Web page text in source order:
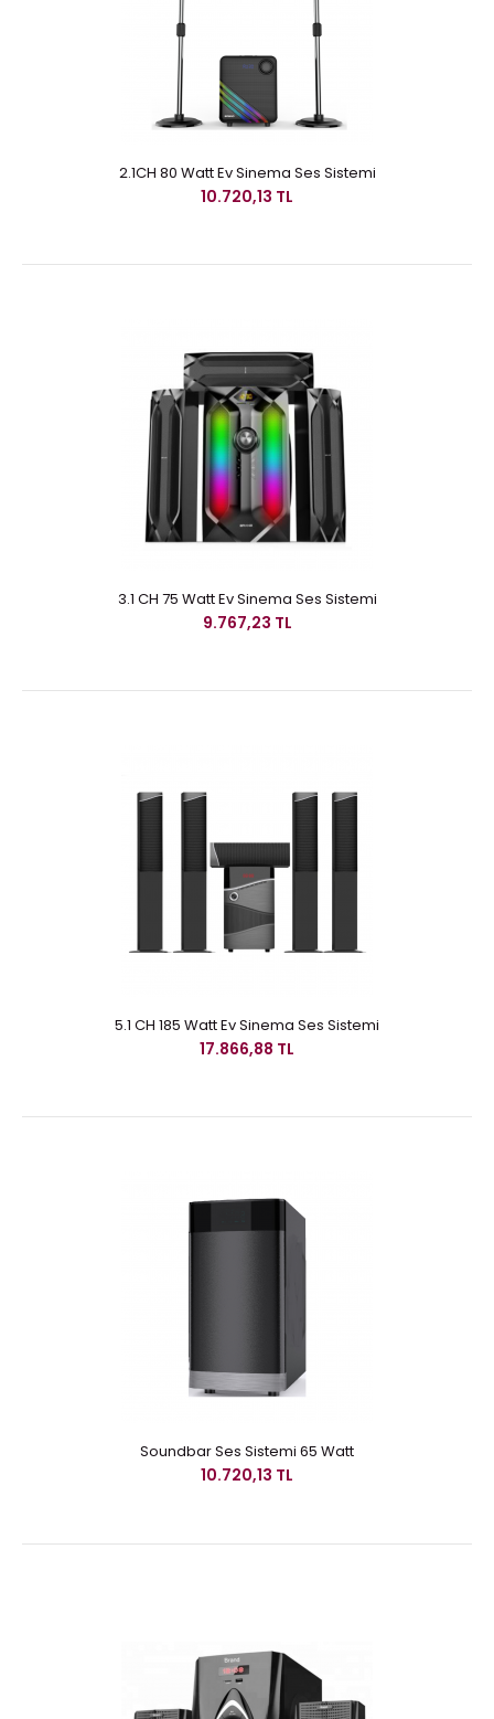
2.1CH 80 Watt Ev Sinema Ses Sistemi
10.720,13 TL
3.1 CH 75 Watt Ev Sinema Ses Sistemi
9.767,23 TL
5.1 CH 185 Watt Ev Sinema Ses Sistemi
17.866,88 TL
Soundbar Ses Sistemi 65 Watt
10.720,13 TL